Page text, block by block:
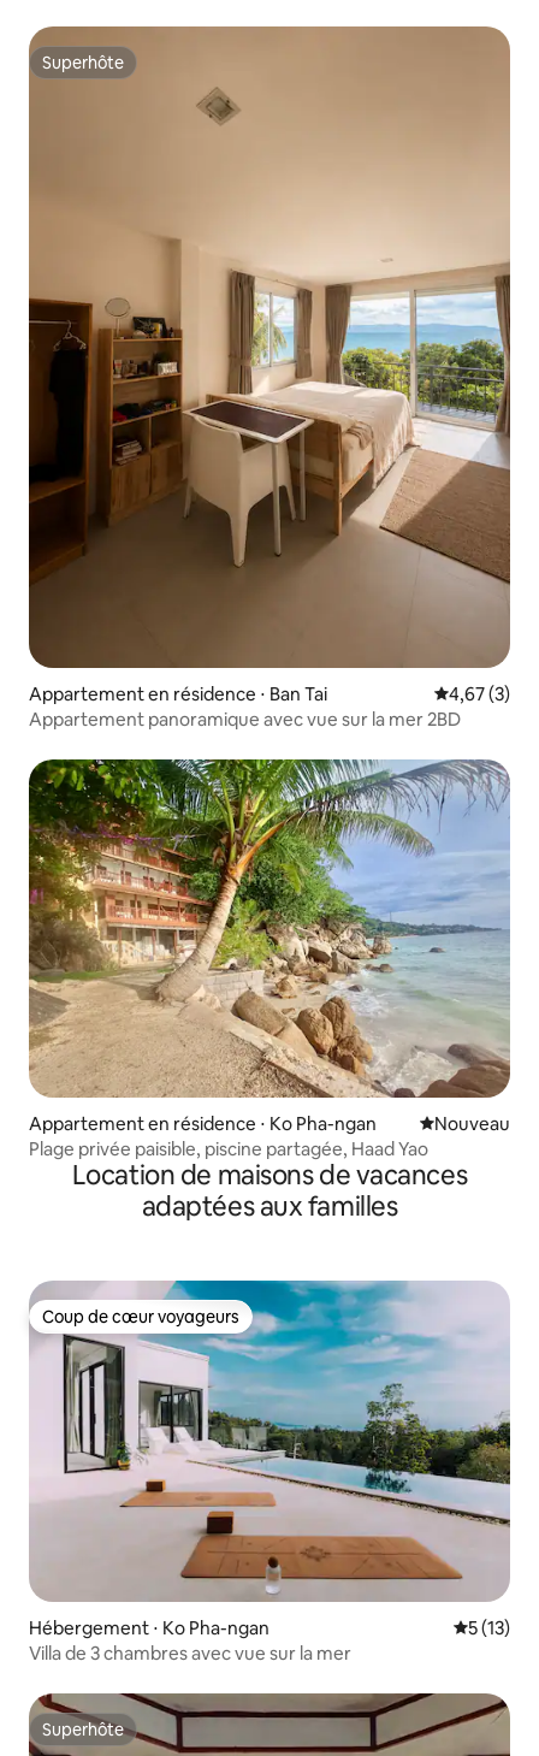
Superhôte
Superhôte
Appartement en résidence ⋅ Ban Tai Évaluation
4,67 (3)
Appartement panoramique avec vue sur la mer 2BD
Appartement en résidence ⋅ Ko Pha-ngan Nouvel
Nouveau
Plage privée paisible, piscine partagée, Haad Yao
Location de maisons de vacances
adaptées aux familles
Coup de cœur voyageurs
Coup de cœur voyageurs
Hébergement ⋅ Ko Pha-ngan
5 (13)
Villa de 3 chambres avec vue sur la mer
Superhôte
Superhôte